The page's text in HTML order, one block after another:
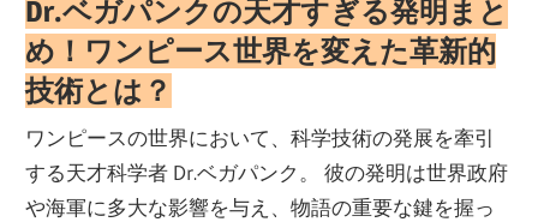
Dr.ベガパンクの天才すぎる発明まと
め！ワンピース世界を変えた革新的
技術とは？
ワンピースの世界において、科学技術の発展を牽引
する天才科学者 Dr.ベガパンク。 彼の発明は世界政府
や海軍に多大な影響を与え、物語の重要な鍵を握っ